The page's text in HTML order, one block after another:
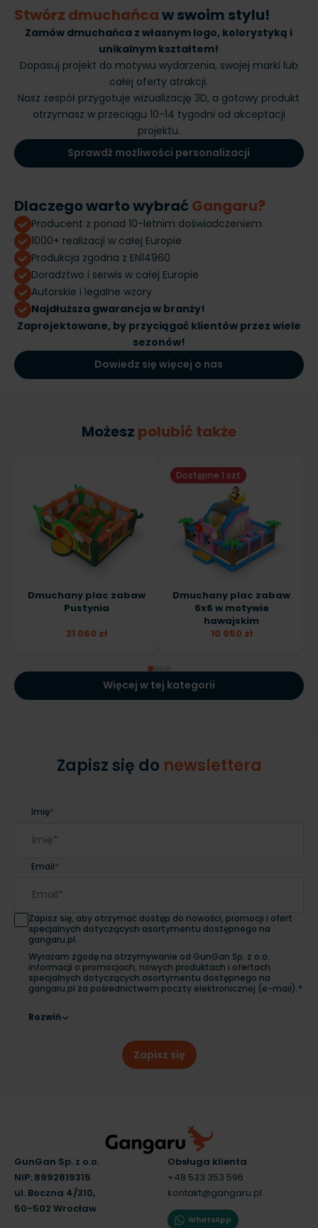
Stwórz dmuchańcaw swoim stylu!
Zamów dmuchańca z własnym logo, kolorystyką i
unikalnym kształtem!
Dopasuj projekt do motywu wydarzenia, swojej marki lub
całej oferty atrakcji.
Nasz zespół przygotuje wizualizację 3D, a gotowy produkt
otrzymasz w przeciągu 10-14 tygodni od akceptacji
projektu.
Sprawdź możliwości personalizacji
Dlaczego warto wybrać Gangaru?
Producent z ponad 10-letnim doświadczeniem
1000+ realizacji w całej Europie
Produkcja zgodna z EN14960
Doradztwo i serwis w całej Europie
Autorskie i legalne wzory
Najdłuższa gwarancja w branży!
Zaprojektowane, by przyciągać klientów przez wiele
sezonów!
Dowiedz się więcej o nas
Możesz polubić także
Dmuchany plac zabaw
Pustynia
21 060 zł
Dostępne 1 szt
Dmuchany plac zabaw
6x6 w motywie
hawajskim
10 950 zł
Więcej w tej kategorii
Zapisz się do newslettera
Imię*
Email*
Zapisz się, aby otrzymać dostęp do nowości, promocji i ofert
specjalnych dotyczących asortymentu dostępnego na
gangaru.pl.
Wyrażam zgodę na otrzymywanie od GunGan Sp. z o.o.
informacji o promocjach, nowych produktach i ofertach
specjalnych dotyczących asortymentu dostępnego na
gangaru.pl za pośrednictwem poczty elektronicznej (e-mail).*
Rozwiń
Zapisz się
GunGan Sp. z o.o.
NIP: 8992819315
ul. Boczna 4/310,
50-502 Wrocław
Obsługa klienta
+48 533 353 596
kontakt@gangaru.pl
WhatsApp